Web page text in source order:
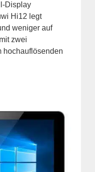
Display
Hi12 legt
weniger auf
zwei
hochauflösenden